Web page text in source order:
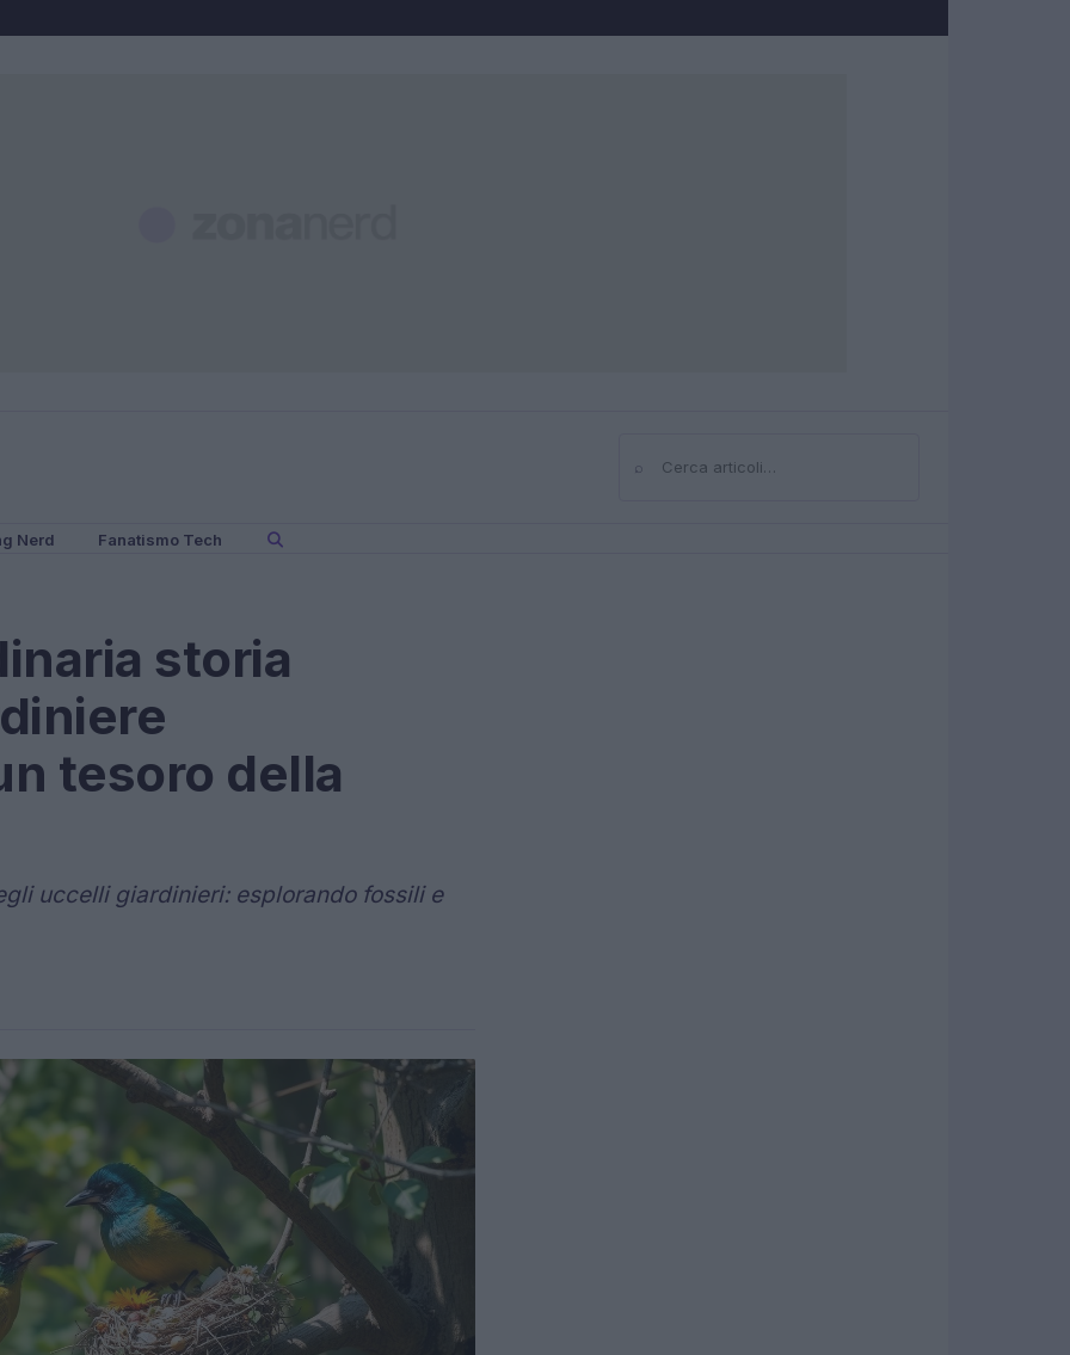
⌕Cerca
Nerd Fanatismo Tech
storia
tesoro della
uccelli giardinieri: esplorando fossili e